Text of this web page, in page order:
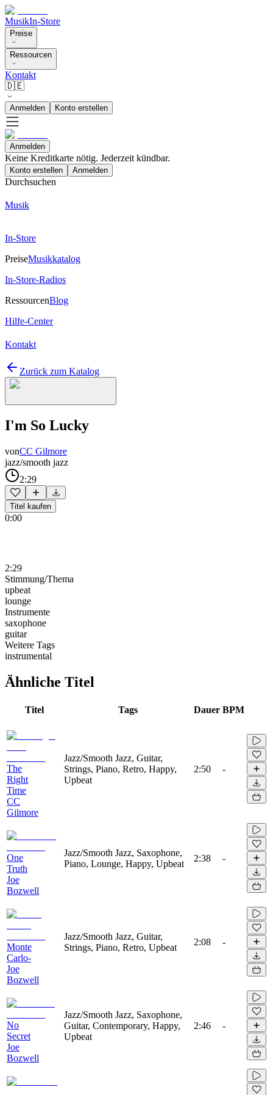
MusikIn-Store
Preise
Ressourcen
Kontakt
🇩🇪
Anmelden Konto erstellen
Anmelden
Keine Kreditkarte nötig. Jederzeit kündbar.
Konto erstellen Anmelden
Durchsuchen
Musik
In-Store
PreiseMusikkatalog
In-Store-Radios
RessourcenBlog
Hilfe-Center
Kontakt
Zurück zum Katalog
I'm So Lucky
vonCC Gilmore
jazz/smooth jazz
2:29
Titel kaufen
0:00
2:29
Stimmung/Thema
upbeat
lounge
Instrumente
saxophone
guitar
Weitere Tags
instrumental
Ähnliche Titel
Titel Tags Dauer BPM
The
Right
Time
CC
Gilmore
Jazz/Smooth Jazz, Guitar,
Strings, Piano, Retro, Happy,
Upbeat
2:50 -
One
Truth
Joe
Bozwell
Jazz/Smooth Jazz, Saxophone,
Piano, Lounge, Happy, Upbeat
2:38 -
Monte
Carlo-
Joe
Bozwell
Jazz/Smooth Jazz, Guitar,
Strings, Piano, Retro, Upbeat
2:08 -
No
Secret
Joe
Bozwell
Jazz/Smooth Jazz, Saxophone,
Guitar, Contemporary, Happy,
Upbeat
2:46 -